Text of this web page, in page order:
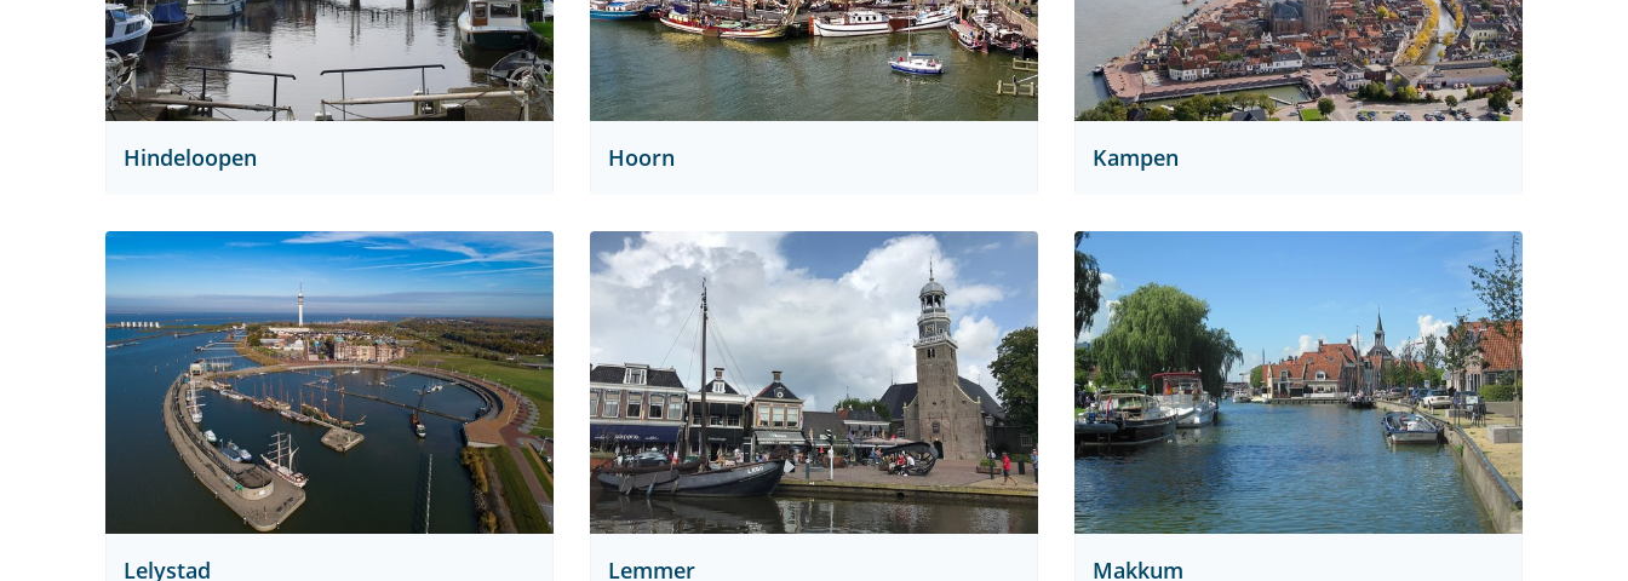
Hindeloopen Hoorn Kampen
Lelystad Lemmer Makkum